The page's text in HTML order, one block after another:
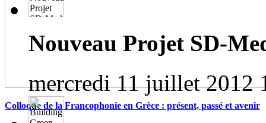
Colloque de la Francophonie en Grèce : présent, passé et avenir
Nouveau Projet SD-
mercredi 11 juillet 2012